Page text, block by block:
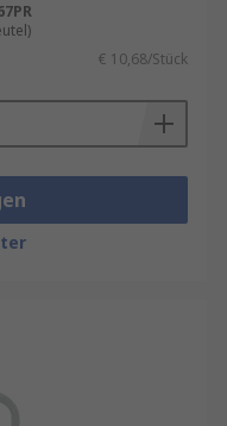
€ 10,68/Stück